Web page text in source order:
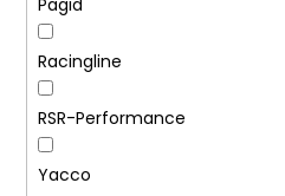
Pagid
Racingline
RSR-Performance
Yacco